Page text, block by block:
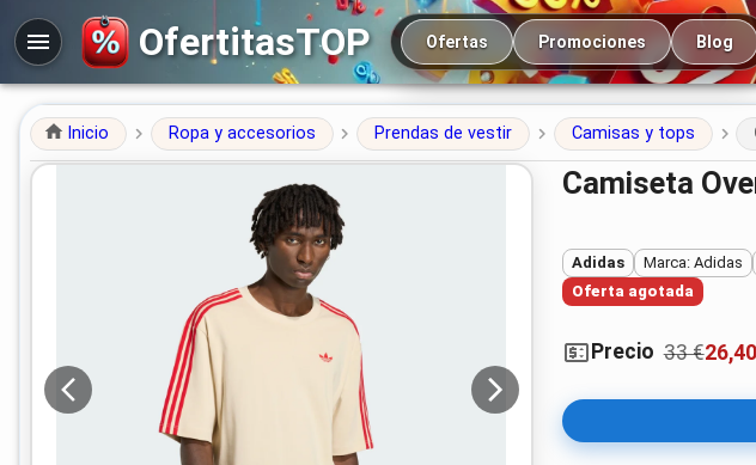
OfertitasTOP Navegación principal
Ofertas Promociones Blog
Inicio Ropa y accesorios Prendas de vestir Camisas y tops
Camiseta
Adidas Marca: Adidas
Oferta agotada
Precio 33 €